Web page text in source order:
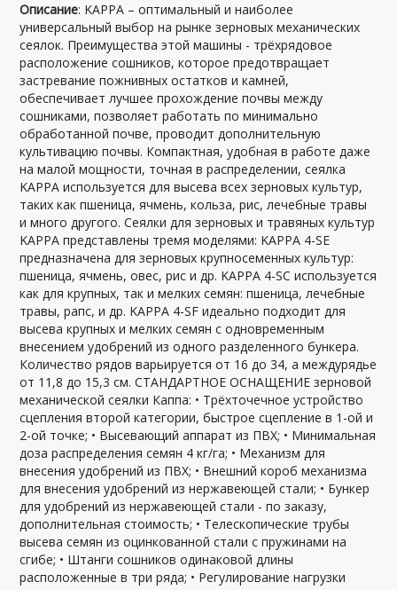
Описание: KAPPA – оптимальный и наиболее
универсальный выбор на рынке зерновых механических
сеялок. Преимущества этой машины - трёхрядовое
расположение сошников, которое предотвращает
застревание пожнивных остатков и камней,
обеспечивает лучшее прохождение почвы между
сошниками, позволяет работать по минимально
обработанной почве, проводит дополнительную
культивацию почвы. Компактная, удобная в работе даже
на малой мощности, точная в распределении, сеялка
KAPPA используется для высева всех зерновых культур,
таких как пшеница, ячмень, кольза, рис, лечебные травы
и много другого. Сеялки для зерновых и травяных культур
KAPPA представлены тремя моделями: KAPPA 4-SE
предназначена для зерновых крупносеменных культур:
пшеница, ячмень, овес, рис и др. KAPPA 4-SC используется
как для крупных, так и мелких семян: пшеница, лечебные
травы, рапс, и др. KAPPA 4-SF идеально подходит для
высева крупных и мелких семян с одновременным
внесением удобрений из одного разделенного бункера.
Количество рядов варьируется от 16 до 34, а междурядье
от 11,8 до 15,3 см. СТАНДАРТНОЕ ОСНАЩЕНИЕ зерновой
механической сеялки Каппа: • Трёхточечное устройство
сцепления второй категории, быстрое сцепление в 1-ой и
2-ой точке; • Высевающий аппарат из ПВХ; • Минимальная
доза распределения семян 4 кг/га; • Механизм для
внесения удобрений из ПВХ; • Внешний короб механизма
для внесения удобрений из нержавеющей стали; • Бункер
для удобрений из нержавеющей стали - по заказу,
дополнительная стоимость; • Телескопические трубы
высева семян из оцинкованной стали с пружинами на
сгибе; • Штанги сошников одинаковой длины
расположенные в три ряда; • Регулирование нагрузки